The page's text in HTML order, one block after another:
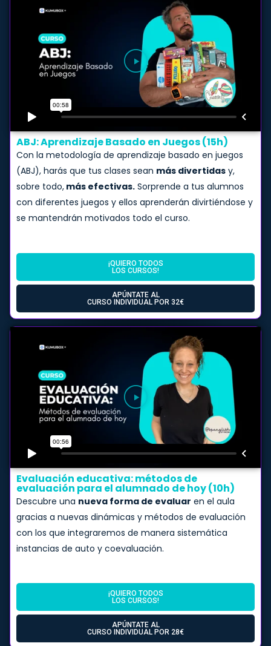
ABJ: Aprendizaje Basado en Juegos (15h)
Con la metodología de aprendizaje basado en juegos
(ABJ), harás que tus clases sean más divertidas y,
sobre todo, más efectivas. Sorprende a tus alumnos
con diferentes juegos y ellos aprenderán divirtiéndose y
se mantendrán motivados todo el curso.
¡QUIERO TODOS
LOS CURSOS!
APÚNTATE AL
CURSO INDIVIDUAL POR 32€
Evaluación educativa: métodos de
evaluación para el alumnado de hoy (10h)
Descubre una nueva forma de evaluar en el aula
gracias a nuevas dinámicas y métodos de evaluación
con los que integraremos de manera sistemática
instancias de auto y coevaluación.
¡QUIERO TODOS
LOS CURSOS!
APÚNTATE AL
CURSO INDIVIDUAL POR 28€